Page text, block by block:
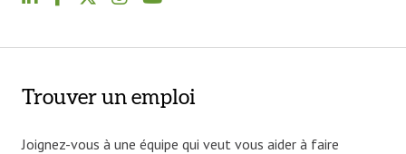
Trouver un emploi
Joignez-vous à une équipe qui veut vous aider à faire